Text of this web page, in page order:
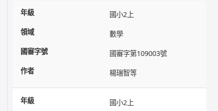
國小2上
數學
國審字第109003號
楊瑞智等
國小2上